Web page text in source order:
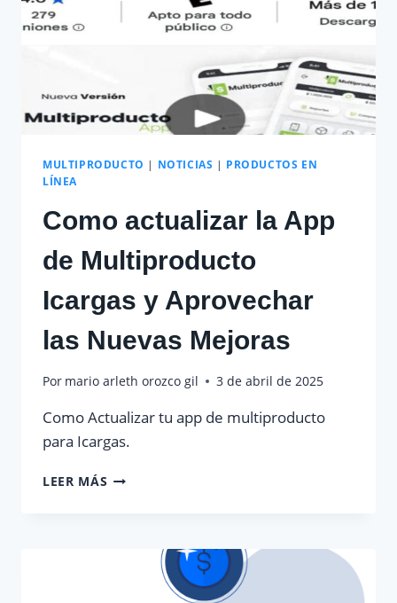
MULTIPRODUCTO | NOTICIAS | PRODUCTOS EN
LÍNEA
Como actualizar la App
de Multiproducto
Icargas y Aprovechar
las Nuevas Mejoras
Por mario arleth orozco gil 3 de abril de 2025
Como Actualizar tu app de multiproducto
para Icargas.
LEER MÁS COMO
MULTIPRODUCTO